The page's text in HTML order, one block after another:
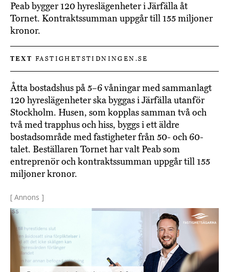
Peab bygger 120 hyreslägenheter i Järfälla åt
Tornet. Kontraktssumman uppgår till 155 miljoner
kronor.
TEXT FASTIGHETSTIDNINGEN.SE
Åtta bostadshus på 5–6 våningar med sammanlagt
120 hyreslägenheter ska byggas i Järfälla utanför
Stockholm. Husen, som kopplas samman två och
två med trapphus och hiss, byggs i ett äldre
bostadsområde med fastigheter från 50- och 60-
talet. Beställaren Tornet har valt Peab som
entreprenör och kontraktssumman uppgår till 155
miljoner kronor.
[ Annons ]